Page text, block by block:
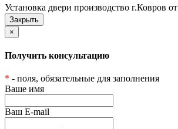
Установка двери производство г.Ковров от
×
Получить консультацию
* - поля, обязательные для заполнения
Ваше имя
Ваш E-mail